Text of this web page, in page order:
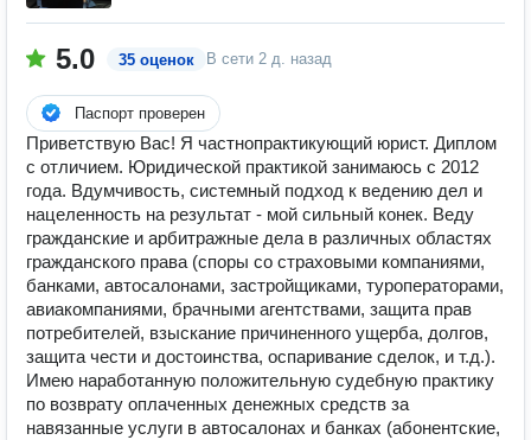
5.0 35 оценок В сети 2 д. назад
Паспорт проверен
Приветствую Вас! Я частнопрактикующий юрист. Диплом
с отличием. Юридической практикой занимаюсь с 2012
года. Вдумчивость, системный подход к ведению дел и
нацеленность на результат - мой сильный конек. Веду
гражданские и арбитражные дела в различных областях
гражданского права (споры со страховыми компаниями,
банками, автосалонами, застройщиками, туроператорами,
авиакомпаниями, брачными агентствами, защита прав
потребителей, взыскание причиненного ущерба, долгов,
защита чести и достоинства, оспаривание сделок, и т.д.).
Имею наработанную положительную судебную практику
по возврату оплаченных денежных средств за
навязанные услуги в автосалонах и банках (абонентские,